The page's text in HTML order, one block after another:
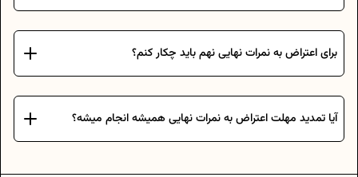
برای اعتراض به نمرات نهایی نهم باید چکار کنم؟
آیا تمدید مهلت اعتراض به نمرات نهایی همیشه انجام میشه؟